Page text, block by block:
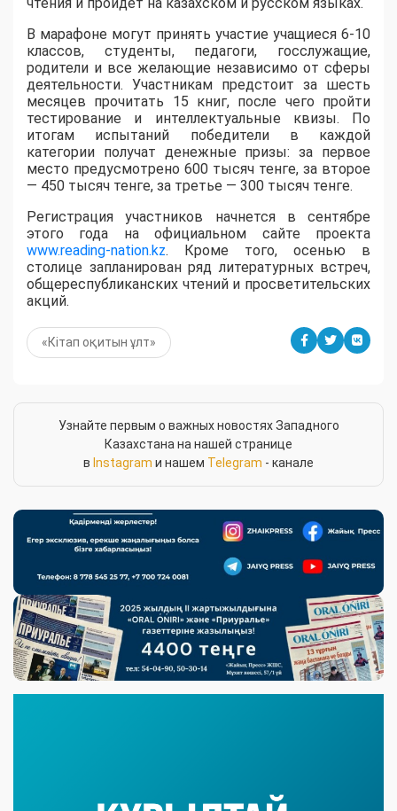
В марафоне могут принять участие учащиеся 6-10
классов, студенты, педагоги, госслужащие,
родители и все желающие независимо от сферы
деятельности. Участникам предстоит за шесть
месяцев прочитать 15 книг, после чего пройти
тестирование и интеллектуальные квизы. По
итогам испытаний победители в каждой
категории получат денежные призы: за первое
место предусмотрено 600 тысяч тенге, за второе
— 450 тысяч тенге, за третье — 300 тысяч тенге.
Регистрация участников начнется в сентябре
этого года на официальном сайте проекта
www.reading-nation.kz. Кроме того, осенью в
столице запланирован ряд литературных встреч,
общереспубликанских чтений и просветительских
акций.
«Кітап оқитын ұлт»
Узнайте первым о важных новостях Западного
Казахстана на нашей странице
в Instagram и нашем Telegram - канале